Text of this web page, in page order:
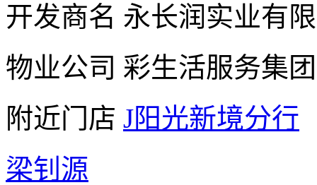
开发商名 永长润实业有
物业公司 彩生活服务集
附近门店 J阳光新境分行
梁钊源